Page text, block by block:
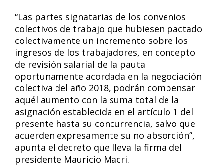
“Las partes signatarias de los convenios
colectivos de trabajo que hubiesen pactado
colectivamente un incremento sobre los
ingresos de los trabajadores, en concepto
de revisión salarial de la pauta
oportunamente acordada en la negociación
colectiva del año 2018, podrán compensar
aquél aumento con la suma total de la
asignación establecida en el artículo 1 del
presente hasta su concurrencia, salvo que
acuerden expresamente su no absorción”,
apunta el decreto que lleva la firma del
presidente Mauricio Macri.